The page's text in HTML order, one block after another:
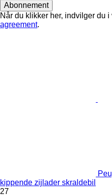
Abonnement
Når du klikker her, indvilger du i
agreement.
kippende zijlader skraldebil
27